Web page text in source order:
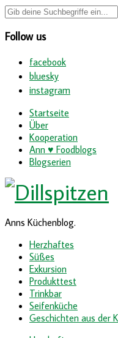
Follow us
facebook
bluesky
instagram
Startseite
Über
Kooperation
Ann ♥ Foodblogs
Blogserien
Anns Küchenblog.
Herzhaftes
Süßes
Exkursion
Produkttest
Trinkbar
Seifenküche
Geschichten aus der